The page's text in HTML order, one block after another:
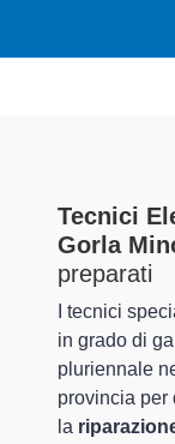
Tecnici
Gorla
preparati
I tecnici
in grado di
pluriennale
provincia per
la